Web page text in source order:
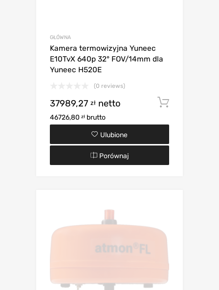
GŁÓWNA
Kamera termowizyjna Yuneec
E10TvX 640p 32° FOV/14mm dla
Yuneec H520E
(0 reviews)
37989,27 zł netto
46726,80 zł brutto
Ulubione
Porównaj